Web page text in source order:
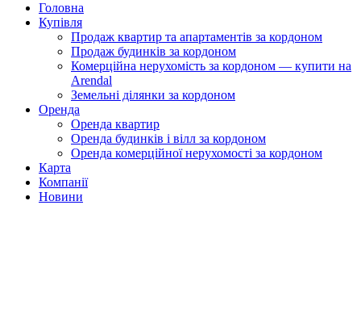
Головна
Купівля
Продаж квартир та апартаментів за кордоном
Продаж будинків за кордоном
Комерційна нерухомість за кордоном — купити на
Arendal
Земельні ділянки за кордоном
Оренда
Оренда квартир
Оренда будинків і вілл за кордоном
Оренда комерційної нерухомості за кордоном
Карта
Компанії
Новини